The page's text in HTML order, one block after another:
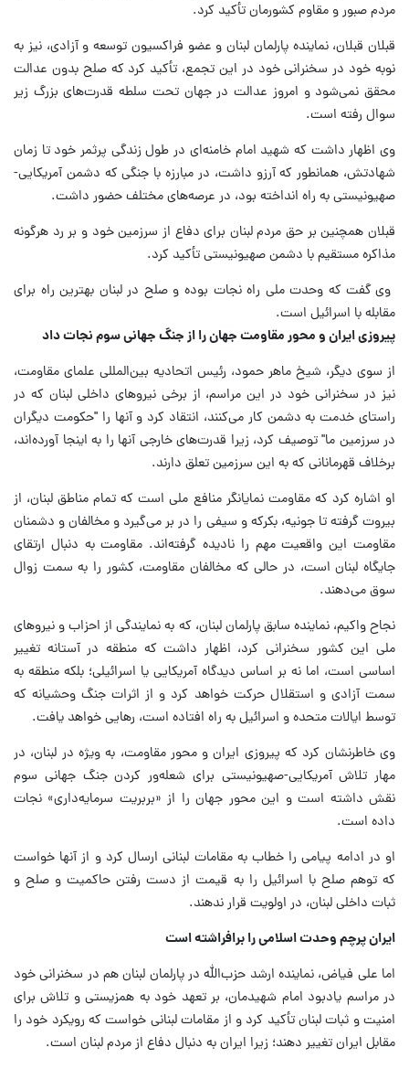
مردم صبور و مقاوم کشورمان تأکید کرد.
قبلان قبلان، نماینده پارلمان لبنان و عضو فراکسیون توسعه و آزادی، نیز به
نوبه خود در سخنرانی خود در این تجمع، تأکید کرد که صلح بدون عدالت
محقق نمی‌شود و امروز عدالت در جهان تحت سلطه قدرت‌های بزرگ زیر
سوال رفته است.
وی اظهار داشت که شهید امام خامنه‌ای در طول زندگی پرثمر خود تا زمان
شهادتش، همانطور که آرزو داشت، در مبارزه با جنگی که دشمن آمریکایی-
صهیونیستی به راه انداخته بود، در عرصه‌های مختلف حضور داشت.
قبلان همچنین بر حق مردم لبنان برای دفاع از سرزمین خود و بر رد هرگونه
مذاکره مستقیم با دشمن صهیونیستی تأکید کرد.
وی گفت که وحدت ملی راه نجات بوده و صلح در لبنان بهترین راه برای
مقابله با اسرائیل است.
پیروزی ایران و محور مقاومت جهان را از جنگ جهانی سوم نجات داد
از سوی دیگر، شیخ ماهر حمود، رئیس اتحادیه بین‌المللی علمای مقاومت،
نیز در سخنرانی خود در این مراسم، از برخی نیروهای داخلی لبنان که در
راستای خدمت به دشمن کار می‌کنند، انتقاد کرد و آنها را "حکومت دیگران
در سرزمین ما" توصیف کرد، زیرا قدرت‌های خارجی آنها را به اینجا آورده‌اند،
برخلاف قهرمانانی که به این سرزمین تعلق دارند.
او اشاره کرد که مقاومت نمایانگر منافع ملی است که تمام مناطق لبنان، از
بیروت گرفته تا جونیه، بکرکه و سیفی را در بر می‌گیرد و مخالفان و دشمنان
مقاومت این واقعیت مهم را نادیده گرفته‌اند. مقاومت به دنبال ارتقای
جایگاه لبنان است، در حالی که مخالفان مقاومت، کشور را به سمت زوال
سوق می‌دهند.
نجاح واکیم، نماینده سابق پارلمان لبنان، که به نمایندگی از احزاب و نیروهای
ملی این کشور سخنرانی کرد، اظهار داشت که منطقه در آستانه تغییر
اساسی است، اما نه بر اساس دیدگاه آمریکایی یا اسرائیلی؛ بلکه منطقه به
سمت آزادی و استقلال حرکت خواهد کرد و از اثرات جنگ وحشیانه که
توسط ایالات متحده و اسرائیل به راه افتاده است، رهایی خواهد یافت.
وی خاطرنشان کرد که پیروزی ایران و محور مقاومت، به ویژه در لبنان، در
مهار تلاش آمریکایی-صهیونیستی برای شعله‌ور کردن جنگ جهانی سوم
نقش داشته است و این محور جهان را از «بربریت سرمایه‌داری» نجات
داده است.
او در ادامه پیامی را خطاب به مقامات لبنانی ارسال کرد و از آنها خواست
که توهم صلح با اسرائیل را به قیمت از دست رفتن حاکمیت و صلح و
ثبات داخلی لبنان، در اولویت قرار ندهند.
ایران پرچم وحدت اسلامی را برافراشته است
اما علی فیاض، نماینده ارشد حزب‌الله در پارلمان لبنان هم در سخنرانی خود
در مراسم یادبود امام شهیدمان، بر تعهد خود به همزیستی و تلاش برای
امنیت و ثبات لبنان تأکید کرد و از مقامات لبنانی خواست که رویکرد خود را
مقابل ایران تغییر دهند؛ زیرا ایران به دنبال دفاع از مردم لبنان است.